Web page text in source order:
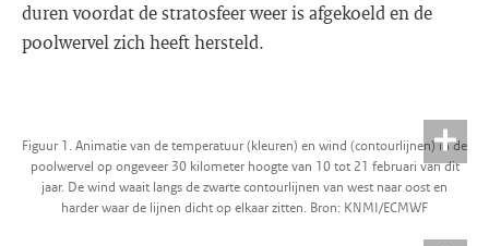
duren voordat de stratosfeer weer is afgekoeld en de
poolwervel zich heeft hersteld.
Figuur 1. Animatie van de temperatuur (kleuren) en wind (contourlijnen) in de
poolwervel op ongeveer 30 kilometer hoogte van 10 tot 21 februari van dit
jaar. De wind waait langs de zwarte contourlijnen van west naar oost en
harder waar de lijnen dicht op elkaar zitten. Bron: KNMI/ECMWF